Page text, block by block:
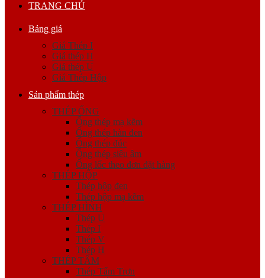
TRANG CHỦ
Bảng giá
Giá Thép I
Giá thép H
Giá thép U
Giá Thép Hộp
Sản phẩm thép
THÉP ỐNG
Ống thép mạ kẽm
Ống thép hàn đen
Ống thép đúc
Ống thép siêu âm
Ống lốc theo đơn đặt hàng
THÉP HỘP
Thép hộp đen
Thép hộp mạ kẽm
THÉP HÌNH
Thép U
Thép I
Thép V
Thép H
THÉP TẤM
Thép Tấm Trơn